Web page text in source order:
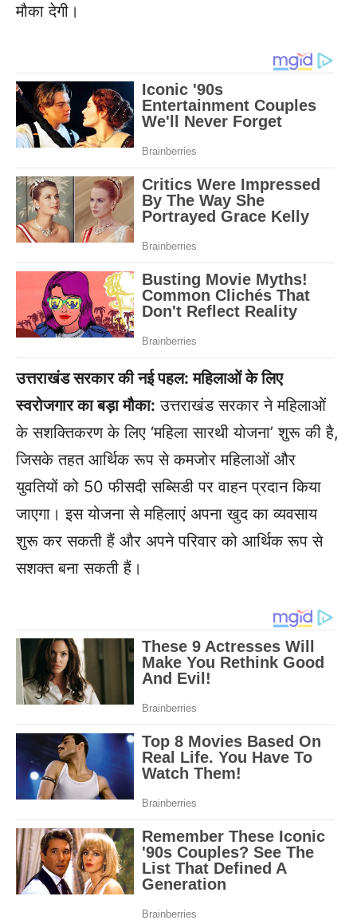
मौका देगी।
उत्तराखंड सरकार की नई पहल: महिलाओं के लिए
स्वरोजगार का बड़ा मौका: उत्तराखंड सरकार ने महिलाओं
के सशक्तिकरण के लिए ‘महिला सारथी योजना’ शुरू की है,
जिसके तहत आर्थिक रूप से कमजोर महिलाओं और
युवतियों को 50 फीसदी सब्सिडी पर वाहन प्रदान किया
जाएगा। इस योजना से महिलाएं अपना खुद का व्यवसाय
शुरू कर सकती हैं और अपने परिवार को आर्थिक रूप से
सशक्त बना सकती हैं।